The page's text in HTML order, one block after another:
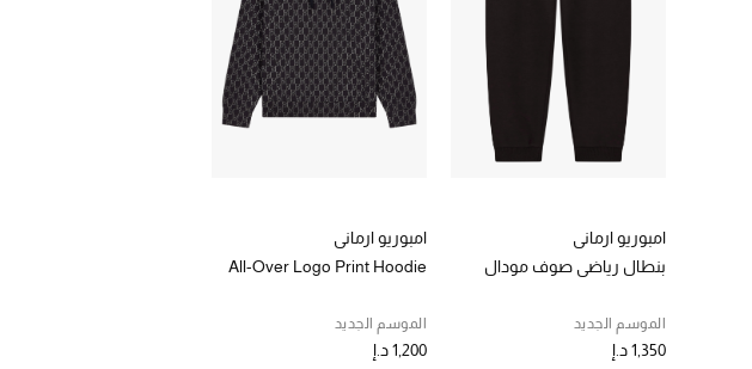
امبوريو ارماني
بنطال رياضي صوف مودال
الموسم الجديد
1,350 د.إ
امبوريو ارماني
All-Over Logo Print Hoodie
الموسم الجديد
1,200 د.إ